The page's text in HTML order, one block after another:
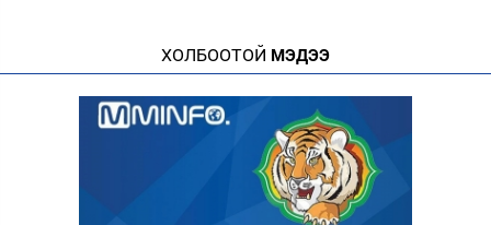
ХОЛБООТОЙ МЭДЭЭ